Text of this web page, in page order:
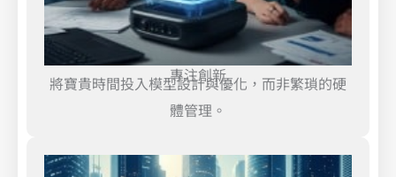
專注創新
將寶貴時間投入模型設計與優化，而非繁瑣的硬
體管理。